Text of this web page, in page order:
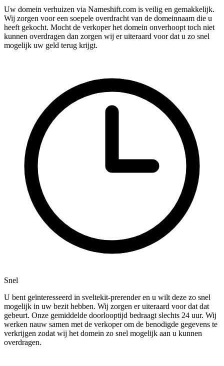
Uw domein verhuizen via Nameshift.com is veilig en gemakkelijk.
Wij zorgen voor een soepele overdracht van de domeinnaam die u
heeft gekocht. Mocht de verkoper het domein onverhoopt toch niet
kunnen overdragen dan zorgen wij er uiteraard voor dat u zo snel
mogelijk uw geld terug krijgt.
Snel
U bent geïnteresseerd in sveltekit-prerender en u wilt deze zo snel
mogelijk in uw bezit hebben. Wij zorgen er uiteraard voor dat dat
gebeurt. Onze gemiddelde doorlooptijd bedraagt slechts 24 uur. Wij
werken nauw samen met de verkoper om de benodigde gegevens te
verkrijgen zodat wij het domein zo snel mogelijk aan u kunnen
overdragen.